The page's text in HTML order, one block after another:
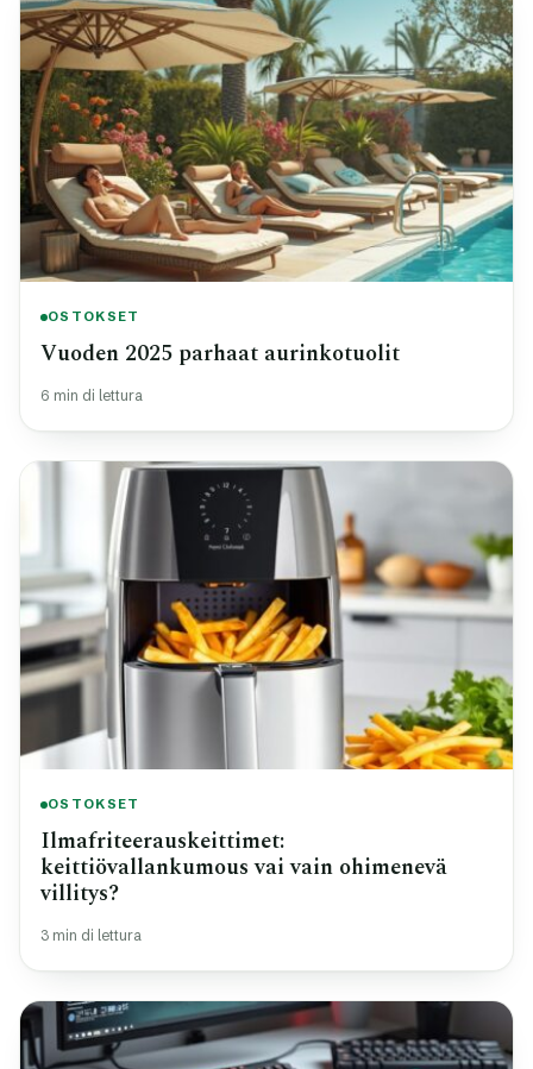
OSTOKSET
Vuoden 2025 parhaat aurinkotuolit
6 min di lettura
OSTOKSET
Ilmafriteerauskeittimet:
keittiövallankumous vai vain ohimenevä
villitys?
3 min di lettura